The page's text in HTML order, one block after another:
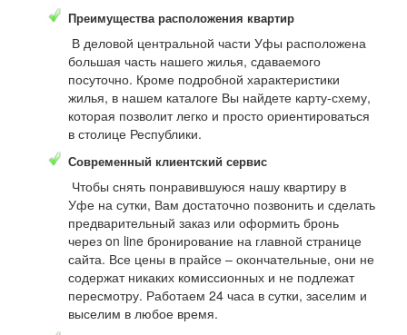
Преимущества расположения квартир
В деловой центральной части Уфы расположена
большая часть нашего жилья, сдаваемого
посуточно. Кроме подробной характеристики
жилья, в нашем каталоге Вы найдете карту-схему,
которая позволит легко и просто ориентироваться
в столице Республики.
Современный клиентский сервис
Чтобы снять понравившуюся нашу квартиру в
Уфе на сутки, Вам достаточно позвонить и сделать
предварительный заказ или оформить бронь
через on line бронирование на главной странице
сайта. Все цены в прайсе – окончательные, они не
содержат никаких комиссионных и не подлежат
пересмотру. Работаем 24 часа в сутки, заселим и
выселим в любое время.